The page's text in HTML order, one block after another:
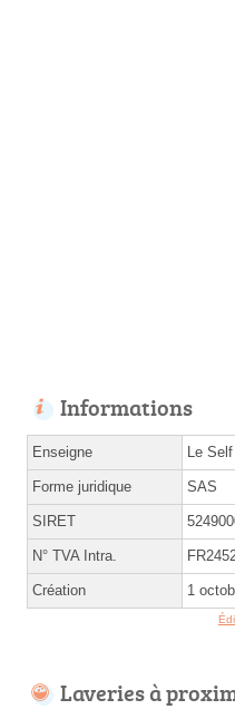
Informations
Enseigne Le
Forme juridique SAS
SIRET
N° TVA Intra.
Création 1
Laveries à